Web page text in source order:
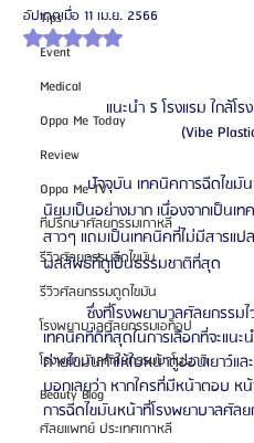
Tips
Event
Medical
Oppa Me Today
Review
Oppa Me TV
ที่ปรึกษาศัลยกรรมเกาหลี
รีวิวศัลยกรรมฉีดไขมัน
รีวิวศัลยกรรมดูดไขมัน
โรงพยาบาลศัลยกรรมเอท็อป
โรงพยาบาลศัลยกรรมบาโนบากิ
Beauty Blog
ศัลยแพทย์ ประเทศเกาหลี
อัปเดตเมื่อ 11 เม.ย. 2566
ได้รับ NaN เต็ม 5 ดาว
แนะนำ 5 โรงแรม ใกล้โ
(Vibe
	ปัจจุบัน เทคนิคการฉีดไขมันหน้า (Fat Transfer) กำลังเป็นที่
นิยมเป็นอย่างมาก เนื่องจากเป็นเ
สาวๆ แถมเป็นเทคนิคที่ไม่มีสารแป
ผลลัพธ์ที่ดูเป็นธรรมชาติที่สุด
	ซึ่งที่โรงพยาบาลศัลยกรรมไวบ์ก็มีเทคนิคหนึ่ง ที่ถือว่าเป็น
เทคนิคที่ดีที่สุดในการเลือกที่จะแนะ
ถ่ายไขมันทำให้ใบหน้าดูอ่อนเยาว์แ
บอกเลยว่า หากใครที่มีหน้าตอบ ห
การฉีดไขมันหน้าที่โรงพยาบาลศัล